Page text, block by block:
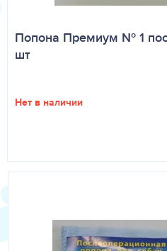
Попона Премиум № 1
шт
Нет в наличии